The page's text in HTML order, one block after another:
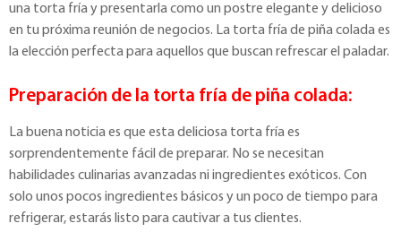
una torta fría y presentarla como un postre elegante y delicioso
en tu próxima reunión de negocios. La torta fría de piña colada es
la elección perfecta para aquellos que buscan refrescar el paladar.
Preparación de la torta fría de piña colada:
La buena noticia es que esta deliciosa torta fría es
sorprendentemente fácil de preparar. No se necesitan
habilidades culinarias avanzadas ni ingredientes exóticos. Con
solo unos pocos ingredientes básicos y un poco de tiempo para
refrigerar, estarás listo para cautivar a tus clientes.